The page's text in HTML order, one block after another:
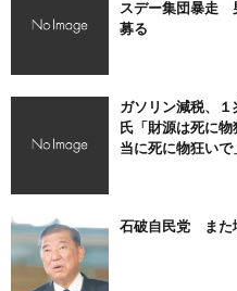
スデー集団暴走
募る
ガソリン減税、
氏「財源は死に
当に死に物狂いで
石破自民党 また